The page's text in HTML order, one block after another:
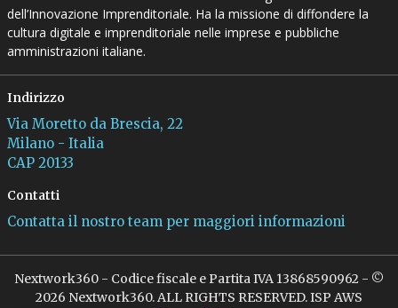
dell’Innovazione Imprenditoriale. Ha la missione di diffondere la
cultura digitale e imprenditoriale nelle imprese e pubbliche
amministrazioni italiane.
Indirizzo
Via Moretto da Brescia, 22
Milano - Italia
CAP 20133
Contatti
Contatta il nostro team per maggiori informazioni
Nextwork360 - Codice fiscale e Partita IVA 13868590962 - ©
2026 Nextwork360. ALL RIGHTS RESERVED. ISP AWS